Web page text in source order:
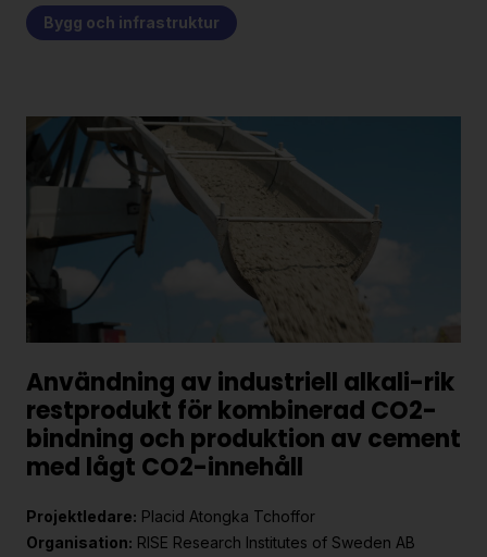
Bygg och infrastruktur
Användning av industriell alkali-rik
restprodukt för kombinerad CO2-
bindning och produktion av cement
med lågt CO2-innehåll
Projektledare: Placid Atongka Tchoffor
Organisation: RISE Research Institutes of Sweden AB